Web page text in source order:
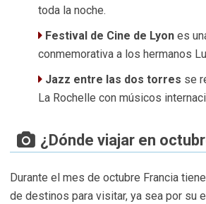
toda la noche.
Festival de Cine de Lyon es
conmemorativa a los hermanos
Jazz entre las dos torres se
La Rochelle con músicos
¿Dónde viajar en
Durante el mes de octubre Francia
de destinos para visitar, ya sea por su